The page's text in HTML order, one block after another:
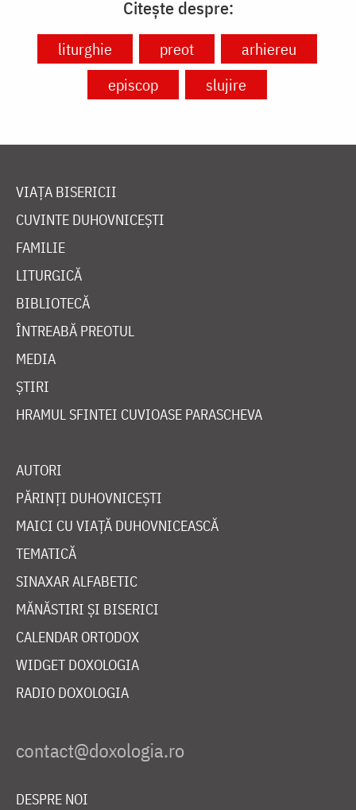
Citește despre:
liturghie preot
arhiereu
episcop
slujire
VIAȚA BISERICII
CUVINTE DUHOVNICEȘTI
FAMILIE
LITURGICĂ
BIBLIOTECĂ
ÎNTREABĂ PREOTUL
MEDIA
ȘTIRI
HRAMUL SFINTEI CUVIOASE PARASCHEVA
AUTORI
PĂRINȚI DUHOVNICEȘTI
MAICI CU VIAȚĂ DUHOVNICEASCĂ
TEMATICĂ
SINAXAR ALFABETIC
MĂNĂSTIRI ȘI BISERICI
CALENDAR ORTODOX
WIDGET DOXOLOGIA
RADIO DOXOLOGIA
DESPRE NOI